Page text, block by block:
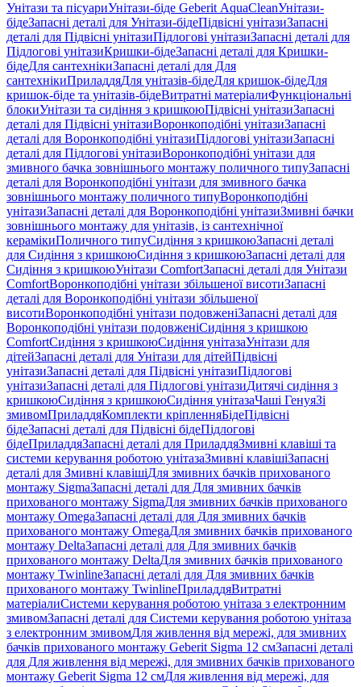
Унітази та пісуариУнітази-біде Geberit AquaCleanУнітази-
бідеЗапасні деталі для Унітази-бідеПідвісні унітазиЗапасні
деталі для Підвісні унітазиПідлогові унітазиЗапасні деталі для
Підлогові унітазиКришки-бідеЗапасні деталі для Кришки-
бідеДля сантехнікиЗапасні деталі для Для
сантехнікиПриладдяДля унітазів-бідеДля кришок-бідеДля
кришок-біде та унітазів-бідеВитратні матеріалиФункціональні
блокиУнітази та сидіння з кришкоюПідвісні унітазиЗапасні
деталі для Підвісні унітазиВоронкоподібні унітазиЗапасні
деталі для Воронкоподібні унітазиПідлогові унітазиЗапасні
деталі для Підлогові унітазиВоронкоподібні унітази для
змивного бачка зовнішнього монтажу поличного типуЗапасні
деталі для Воронкоподібні унітази для змивного бачка
зовнішнього монтажу поличного типуВоронкоподібні
унітазиЗапасні деталі для Воронкоподібні унітазиЗмивні бачки
зовнішнього монтажу для унітазів, із сантехнічної
керамікиПоличного типуСидіння з кришкоюЗапасні деталі
для Сидіння з кришкоюСидіння з кришкоюЗапасні деталі для
Сидіння з кришкоюУнітази ComfortЗапасні деталі для Унітази
ComfortВоронкоподібні унітази збільшеної висотиЗапасні
деталі для Воронкоподібні унітази збільшеної
висотиВоронкоподібні унітази подовженіЗапасні деталі для
Воронкоподібні унітази подовженіСидіння з кришкою
ComfortСидіння з кришкоюСидіння унітазаУнітази для
дітейЗапасні деталі для Унітази для дітейПідвісні
унітазиЗапасні деталі для Підвісні унітазиПідлогові
унітазиЗапасні деталі для Підлогові унітазиДитячі сидіння з
кришкоюСидіння з кришкоюСидіння унітазаЧаші ГенуяЗі
змивомПриладдяКомплекти кріпленняБідеПідвісні
бідеЗапасні деталі для Підвісні бідеПідлогові
бідеПриладдяЗапасні деталі для ПриладдяЗмивні клавіші та
системи керування роботою унітазаЗмивні клавішіЗапасні
деталі для Змивні клавішіДля змивних бачків прихованого
монтажу SigmaЗапасні деталі для Для змивних бачків
прихованого монтажу SigmaДля змивних бачків прихованого
монтажу OmegaЗапасні деталі для Для змивних бачків
прихованого монтажу OmegaДля змивних бачків прихованого
монтажу DeltaЗапасні деталі для Для змивних бачків
прихованого монтажу DeltaДля змивних бачків прихованого
монтажу TwinlineЗапасні деталі для Для змивних бачків
прихованого монтажу TwinlineПриладдяВитратні
матеріалиСистеми керування роботою унітаза з електронним
змивомЗапасні деталі для Системи керування роботою унітаза
з електронним змивомДля живлення від мережі, для змивних
бачків прихованого монтажу Geberit Sigma 12 смЗапасні деталі
для Для живлення від мережі, для змивних бачків прихованого
монтажу Geberit Sigma 12 смДля живлення від мережі, для